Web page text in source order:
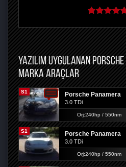
YAZILIM UYGULANAN PORSCHE
MARKA ARAÇLAR
S1 Porsche Panamera
3.0 TDi
Orj:240hp / 550nm
S1 Porsche Panamera
3.0 TDi
Orj:240hp / 550nm